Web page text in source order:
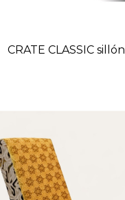
CRATE CLASSIC sillón